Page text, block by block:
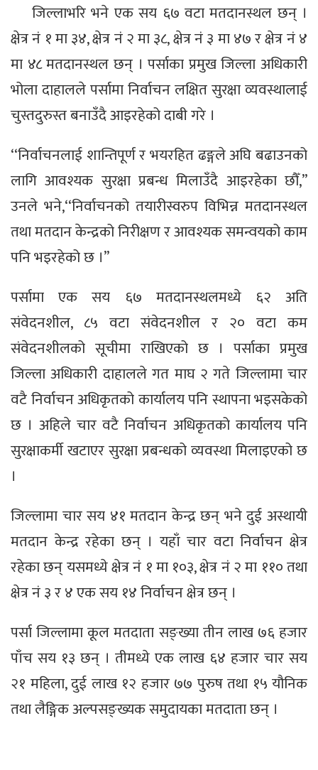
जिल्लाभरि भने एक सय ६७ वटा मतदानस्थल छन् ।
क्षेत्र नं १ मा ३४, क्षेत्र नं २ मा ३८, क्षेत्र नं ३ मा ४७ र क्षेत्र नं ४
मा ४८ मतदानस्थल छन् । पर्साका प्रमुख जिल्ला अधिकारी
भोला दाहालले पर्सामा निर्वाचन लक्षित सुरक्षा व्यवस्थालाई
चुस्तदुरुस्त बनाउँदै आइरहेको दाबी गरे ।
‘‘निर्वाचनलाई शान्तिपूर्ण र भयरहित ढङ्गले अघि बढाउनको
लागि आवश्यक सुरक्षा प्रबन्ध मिलाउँदै आइरहेका छौँ,’’
उनले भने,‘‘निर्वाचनको तयारीस्वरुप विभिन्न मतदानस्थल
तथा मतदान केन्द्रको निरीक्षण र आवश्यक समन्वयको काम
पनि भइरहेको छ ।’’
पर्सामा एक सय ६७ मतदानस्थलमध्ये ६२ अति
संवेदनशील, ८५ वटा संवेदनशील र २० वटा कम
संवेदनशीलको सूचीमा राखिएको छ । पर्साका प्रमुख
जिल्ला अधिकारी दाहालले गत माघ २ गते जिल्लामा चार
वटै निर्वाचन अधिकृतको कार्यालय पनि स्थापना भइसकेको
छ । अहिले चार वटै निर्वाचन अधिकृतको कार्यालय पनि
सुरक्षाकर्मी खटाएर सुरक्षा प्रबन्धको व्यवस्था मिलाइएको छ
।
जिल्लामा चार सय ४१ मतदान केन्द्र छन् भने दुई अस्थायी
मतदान केन्द्र रहेका छन् । यहाँ चार वटा निर्वाचन क्षेत्र
रहेका छन् यसमध्ये क्षेत्र नं १ मा १०३, क्षेत्र नं २ मा ११० तथा
क्षेत्र नं ३ र ४ एक सय १४ निर्वाचन क्षेत्र छन् ।
पर्सा जिल्लामा कूल मतदाता सङ्ख्या तीन लाख ७६ हजार
पाँच सय १३ छन् । तीमध्ये एक लाख ६४ हजार चार सय
२१ महिला, दुई लाख १२ हजार ७७ पुरुष तथा १५ यौनिक
तथा लैङ्गिक अल्पसङ्ख्यक समुदायका मतदाता छन् ।